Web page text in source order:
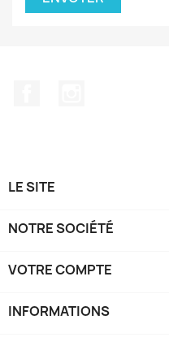
LE SITE
NOTRE SOCIÉTÉ
VOTRE COMPTE
INFORMATIONS